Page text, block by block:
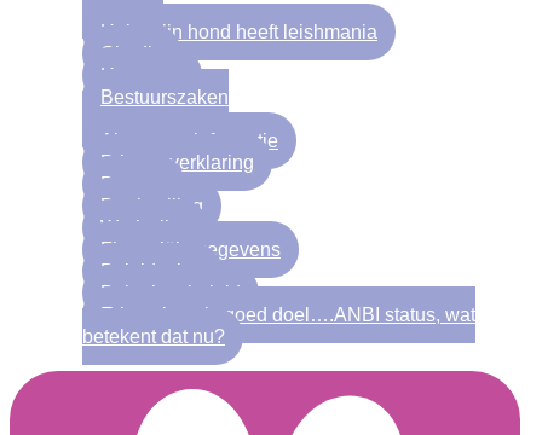
Help mijn hond heeft leishmania
Giardia
Hartworm
Bestuurszaken
Algemene informatie
Privacy verklaring
Bestuur
Doelstelling
Werkwijze
Financiële gegevens
Beleidsplan
Beloningsbeleid
Erkenning als goed doel….ANBI status, wat
betekent dat nu?